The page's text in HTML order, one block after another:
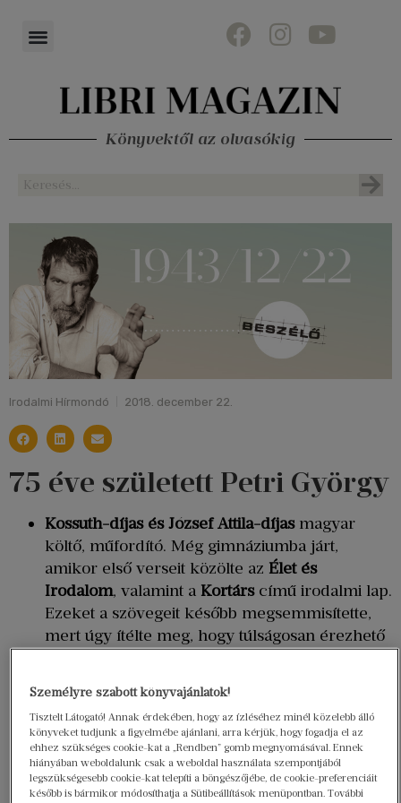
Könyvektől az olvasókig
Irodalmi Hírmondó 2018. december 22.
75 éve született Petri György
Kossuth-díjas és József Attila-díjasmagyar
költő, műfordító. Még gimnáziumba járt,
amikor első verseit közölte az Élet és
Irodalom, valamint a Kortárscímű irodalmi lap.
Ezeket a szövegeit később megsemmisítette,
mert úgy ítélte meg, hogy túlságosan érezhető
voltalkoholista. Barátai és alkotótársai
beszámolói szerint azonban egészen addig,
amíg el nem vesztette eszméletét az italtól,
tökéletes tisztasággaltudott beszélni a
legbonyolultabb témákról is.
Személyre szabott könyvajánlatok!
Tisztelt Látogató! Annak érdekében, hogy az ízléséhez minél közelebb álló
könyveket tudjunk a figyelmébe ajánlani, arra kérjük, hogy fogadja el az
ehhez szükséges cookie-kat a „Rendben” gomb megnyomásával. Ennek
hiányában weboldalunk csak a weboldal használata szempontjából
legszükségesebb cookie-kat telepíti a böngészőjébe, de cookie-preferenciáit
később is bármikor módosíthatja a Sütibeállítások menüpontban. További